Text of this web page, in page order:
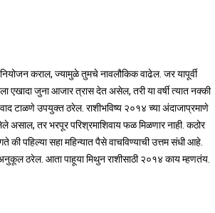
कराल, ज्यामुळे तुमचे नावलौकिक वाढेल. जर यापूर्वी
एखादा जुना आजार त्रास देत असेल, तरी या वर्षी त्यात नक्की
टाळणे उपयुक्त ठरेल. राशीभविष्य २०१४ च्या अंदाजाप्रमाणे
असाल, तर भरपूर परिश्रमाशिवाय फळ मिळणार नाही. कठोर
पहिल्या सहा महिन्यात पैसे वाचविण्याची उत्तम संधी आहे.
अनुकूल ठरेल. आता पाहूया मिथुन राशीसाठी २०१४ काय म्हणतंय.